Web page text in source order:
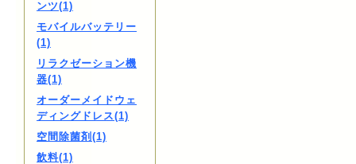
ンツ(1)
モバイルバッテリー
(1)
リラクゼーション機
器(1)
オーダーメイドウェ
ディングドレス(1)
空間除菌剤(1)
飲料(1)